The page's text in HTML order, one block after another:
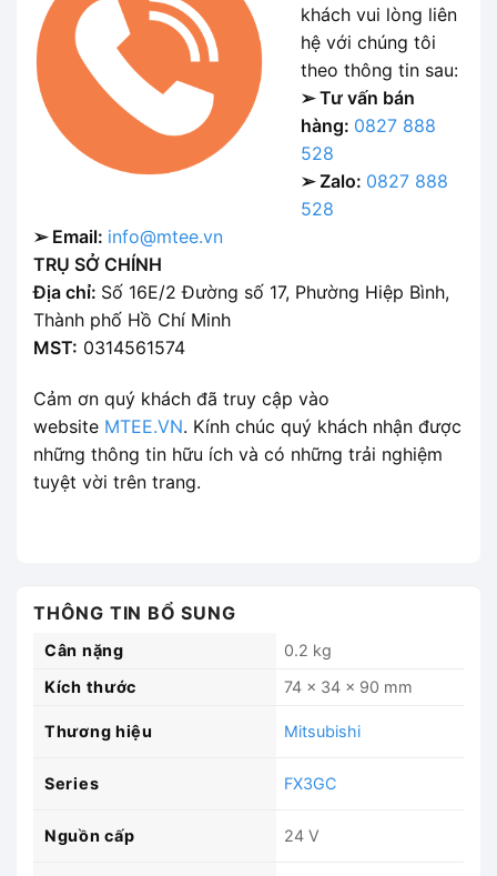
khách vui lòng liên
hệ với chúng tôi
theo thông tin sau:
➢ Tư vấn bán
hàng: 0827 888
528
➢ Zalo: 0827 888
528
➢ Email: info@mtee.vn
TRỤ SỞ CHÍNH
Địa chỉ: Số 16E/2 Đường số 17, Phường Hiệp Bình,
Thành phố Hồ Chí Minh
MST: 0314561574
Cảm ơn quý khách đã truy cập vào
website MTEE.VN. Kính chúc quý khách nhận được
những thông tin hữu ích và có những trải nghiệm
tuyệt vời trên trang.
THÔNG TIN BỔ SUNG
Cân nặng
0.2 kg
Kích thước
74 × 34 × 90 mm
Thương hiệu Mitsubishi
Series FX3GC
Nguồn cấp 24 V